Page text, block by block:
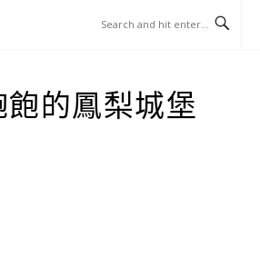
飽的鳳梨城堡